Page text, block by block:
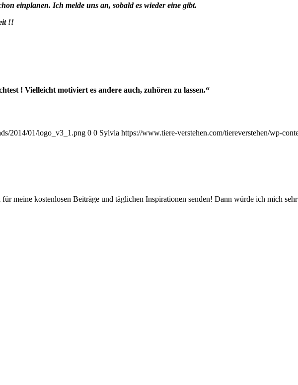
einplanen. Ich melde uns an, sobald es wieder eine gibt.
!!
! Vielleicht motiviert es andere auch, zuhören zu lassen.“
2014/01/logo_v3_1.png 0 0 Sylvia https://www.tiere-verstehen.com/tiereverstehen/wp-
meine kostenlosen Beiträge und täglichen Inspirationen senden! Dann würde ich mich